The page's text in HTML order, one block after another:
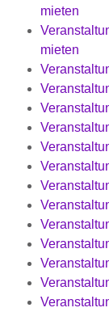
mieten
mieten